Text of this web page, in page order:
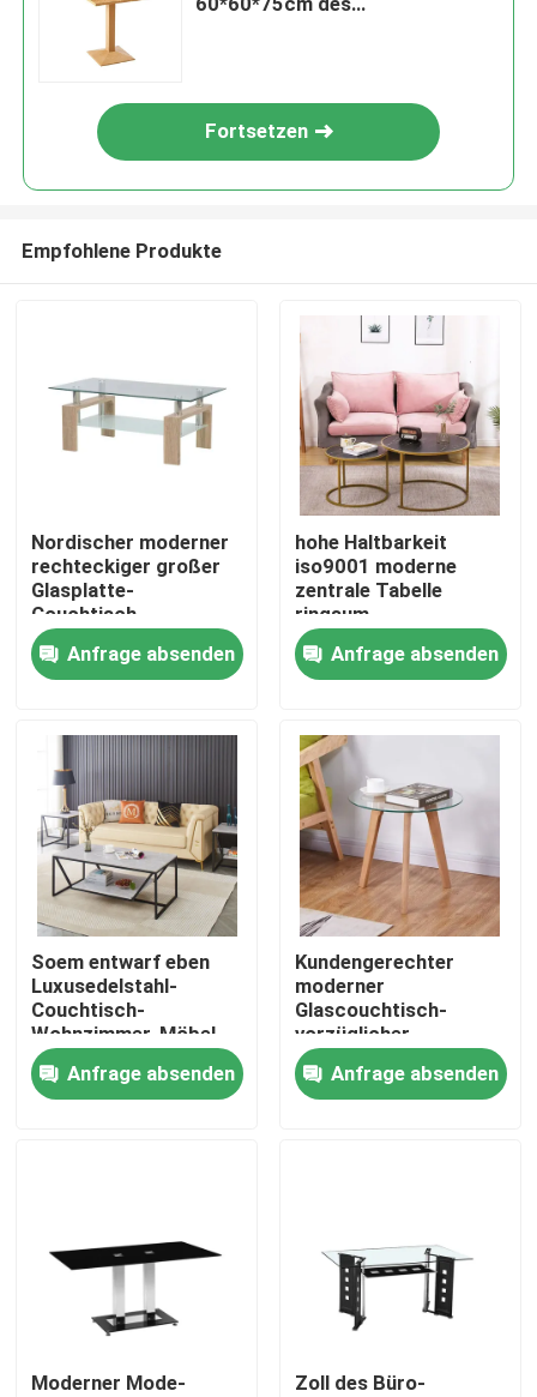
Über uns
Kontakte
Produkte
Hauptraum-Möbel
Wohnzimmer-Möbel
Barhocker-Stuhl
Kundenspezifische Couchtische
Fortsetzen
Empfohlene Produkte
Nordischer moderner
rechteckiger großer
Glasplatte-
Couchtisch-
stromlinienförmiges
Entwurf Soem
Anfrage absenden
hohe Haltbarkeit
iso9001 moderne
zentrale Tabelle
ringsum
Marmorcouchtisch
Anfrage absenden
Soem entwarf eben
Luxusedelstahl-
Couchtisch-
Wohnzimmer-Möbel
Anfrage absenden
Kundengerechter
moderner
Glascouchtisch-
vorzüglicher
zusammenpassender
Glasrundtisch
Anfrage absenden
Moderner Mode-
Zoll des Büro-